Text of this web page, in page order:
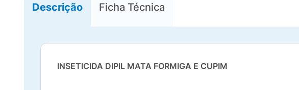
Descrição Ficha Técnica
INSETICIDA DIPIL MATA FORMIGA E CUPIM